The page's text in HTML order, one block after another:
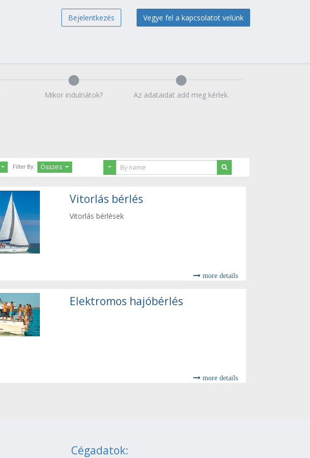
Bejelentkezés Vegye fel a kapcsolatot velünk
Mikor indulnátok? Az adataidat add meg kérlek.
Filter By: Összes
Vitorlás bérlés
Vitorlás bérlések
more details
Elektromos hajóbérlés
more details
Cégadatok: